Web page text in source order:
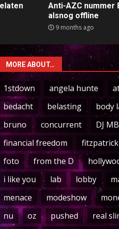
Anti-AZC nummer
alsnog offline
9 months ago
MORE ABOUT…
1stdown angela hunte
bedacht
belasting
body
bruno
concurrent DJ
financial freedom
fitzpatrick
foto
from the D
i like you
lab lobby
menace
modeshow
nu
oz pushed real